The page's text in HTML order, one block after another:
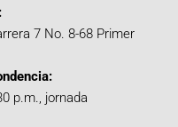
7 No. 8-68 Primer
p.m., jornada